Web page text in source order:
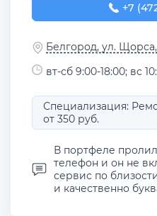
+7+7
Белгород, ул.
вт-сб 9:00-18:00; вс
Специализация:
от 350 руб.
В портфеле
телефон и он не
сервис по
и качественно